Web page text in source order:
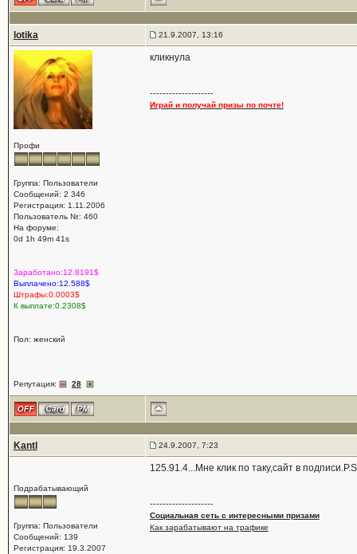
lotika 21.9.2007, 13:16
Профи
Группа: Пользователи
Сообщений: 2 346
Регистрация: 1.11.2006
Пользователь №: 460
На форуме:
0d 1h 49m 41s
Заработано:12.8191$
Выплачено:12.588$
Штрафы:0.0003$
К выплате:0.2308$
Пол: женский
Репутация: 28
кликнула
--------------------
Играй и получай призы по почте!
Kantl 24.9.2007, 7:23
Подрабатывающий
Группа: Пользователи
Сообщений: 139
Регистрация: 19.3.2007
125.91.4...Мне клик по таку,сайт в
--------------------
Социальная сеть с интересными призами
Как зарабатывают на трафике